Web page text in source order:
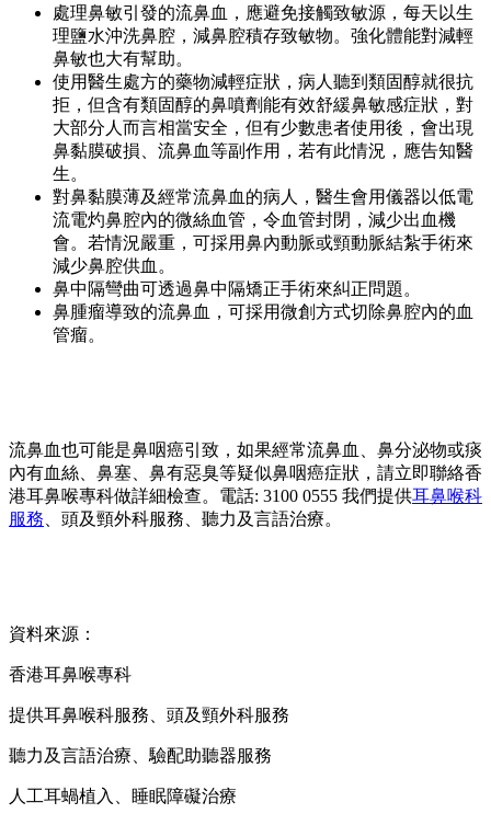
處理鼻敏引發的流鼻血，應避免接觸致敏源，每天以生
理鹽水沖洗鼻腔，減鼻腔積存致敏物。強化體能對減輕
鼻敏也大有幫助。
使用醫生處方的藥物減輕症狀，病人聽到類固醇就很抗
拒，但含有類固醇的鼻噴劑能有效舒緩鼻敏感症狀，對
大部分人而言相當安全，但有少數患者使用後，會出現
鼻黏膜破損、流鼻血等副作用，若有此情況，應告知醫
生。
對鼻黏膜薄及經常流鼻血的病人，醫生會用儀器以低電
流電灼鼻腔內的微絲血管，令血管封閉，減少出血機
會。若情況嚴重，可採用鼻內動脈或頸動脈結紮手術來
減少鼻腔供血。
鼻中隔彎曲可透過鼻中隔矯正手術來糾正問題。
鼻腫瘤導致的流鼻血，可採用微創方式切除鼻腔內的血
管瘤。
流鼻血也可能是鼻咽癌引致，如果經常流鼻血、鼻分泌物或痰
內有血絲、鼻塞、鼻有惡臭等疑似鼻咽癌症狀，請立即聯絡香
港耳鼻喉專科做詳細檢查。電話: 3100 0555 我們提供耳鼻喉科
服務 、頭及頸外科服務、聽力及言語治療。
資料來源：
香港耳鼻喉專科
提供耳鼻喉科服務、頭及頸外科服務
聽力及言語治療、驗配助聽器服務
人工耳蝸植入、睡眠障礙治療